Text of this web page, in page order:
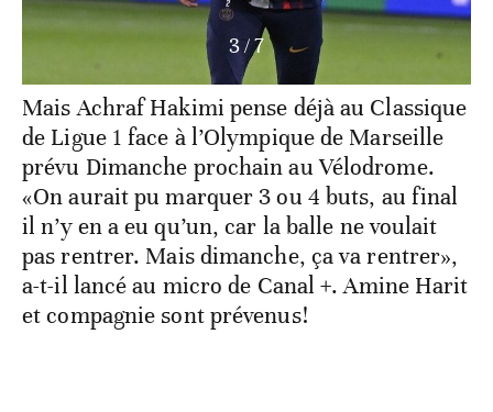
3/7
Mais Achraf Hakimi pense déjà au Classique
de Ligue 1 face à l’Olympique de Marseille
prévu Dimanche prochain au Vélodrome.
«On aurait pu marquer 3 ou 4 buts, au final
il n’y en a eu qu’un, car la balle ne voulait
pas rentrer. Mais dimanche, ça va rentrer»,
a-t-il lancé au micro de Canal +. Amine Harit
et compagnie sont prévenus!